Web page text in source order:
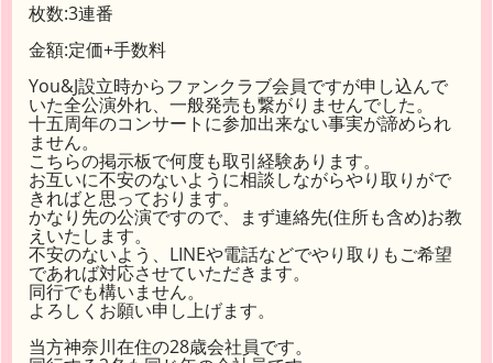
枚数:3連番
金額:定価+手数料
You&J設立時からファンクラブ会員ですが申し込んで
いた全公演外れ、一般発売も繋がりませんでした。
十五周年のコンサートに参加出来ない事実が諦められ
ません。
こちらの掲示板で何度も取引経験あります。
お互いに不安のないように相談しながらやり取りがで
きればと思っております。
かなり先の公演ですので、まず連絡先(住所も含め)お教
えいたします。
不安のないよう、LINEや電話などでやり取りもご希望
であれば対応させていただきます。
同行でも構いません。
よろしくお願い申し上げます。
当方神奈川在住の28歳会社員です。